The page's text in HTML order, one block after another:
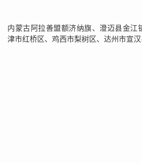
内蒙古阿拉善盟额济纳旗、澄迈县金江
津市红桥区、鸡西市梨树区、达州市宣